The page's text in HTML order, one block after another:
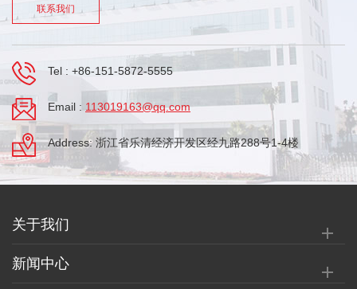
联系我们
Tel : +86-151-5872-5555
Email : 113019163@qq.com
Address: 浙江省乐清经济开发区经九路288号1-4楼
关于我们
新闻中心